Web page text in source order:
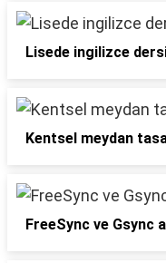
Lisede ingilizce
Kentsel meydan
FreeSync ve Gsync